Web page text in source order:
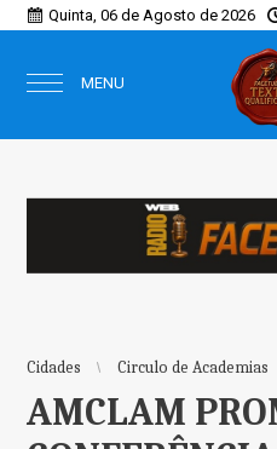
Quinta, 06 de Agosto de 2026
MENU
Cidades Circulo de Academias
AMCLAM